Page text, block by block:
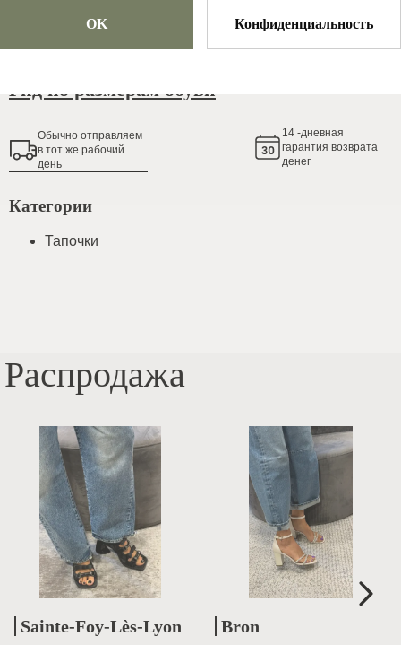
OK Конфиденциальность
Гид по размерам обуви
Обычно oтправляем
в тот же рабочий
день
14 -дневная
гарантия возврата
денег
Категории
Тапочки
Распродажа
Sainte-Foy-Lès-Lyon Bron